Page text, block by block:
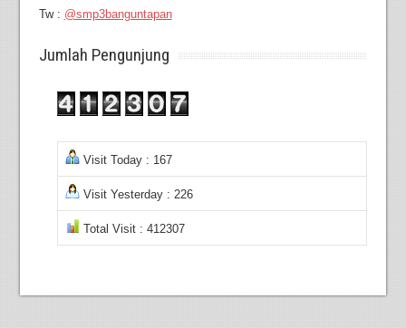
Tw : @smp3banguntapan
Jumlah Pengunjung
Visit Today : 167
Visit Yesterday : 226
Total Visit : 412307